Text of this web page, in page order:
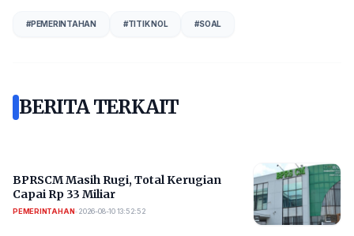
#PEMERINTAHAN #TITIK NOL #SOAL
BERITA TERKAIT
BPRSCM Masih Rugi, Total Kerugian
Capai Rp 33 Miliar
PEMERINTAHAN• 2026-08-10 13:52:52